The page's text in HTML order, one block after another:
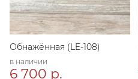
Обнажённая (LE-108)
в наличии
6 700 р.